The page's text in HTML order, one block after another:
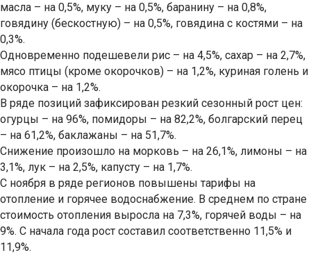
масла – на 0,5%, муку – на 0,5%, баранину – на 0,8%,
говядину (бескостную) – на 0,5%, говядина с костями – на
0,3%.
Одновременно подешевели рис – на 4,5%, сахар – на 2,7%,
мясо птицы (кроме окорочков) – на 1,2%, куриная голень и
окорочка – на 1,2%.
В ряде позиций зафиксирован резкий сезонный рост цен:
огурцы – на 96%, помидоры – на 82,2%, болгарский перец
– на 61,2%, баклажаны – на 51,7%.
Снижение произошло на морковь – на 26,1%, лимоны – на
3,1%, лук – на 2,5%, капусту – на 1,7%.
С ноября в ряде регионов повышены тарифы на
отопление и горячее водоснабжение. В среднем по стране
стоимость отопления выросла на 7,3%, горячей воды – на
9%. С начала года рост составил соответственно 11,5% и
11,9%.